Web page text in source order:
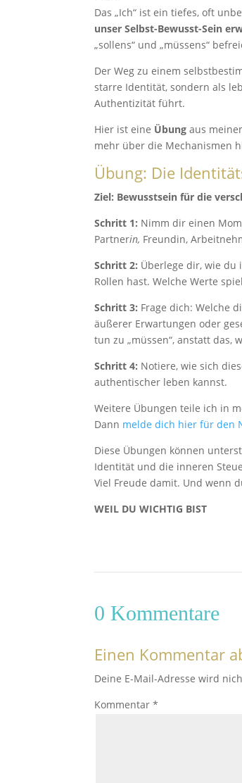
Das „Ich“ ist ein tiefes, oft
unser Selbst-Bewusst-Sein
„sollens“ und „müssens“
Der Weg zu einem
starre Identität, sondern als
Authentizität führt.
Hier ist eine Übung aus
mehr über die Mechanismen
Übung: Die
Ziel: Bewusstsein für die
Schritt 1: Nimm dir einen
Partnerin, Freundin,
Schritt 2: Überlege dir, wie du
Rollen hast. Welche Werte
Schritt 3: Frage dich: Welche
äußerer Erwartungen oder
tun zu „müssen“, anstatt das,
Schritt 4: Notiere, wie sich
authentischer leben kannst.
Weitere Übungen teile ich in
Dann melde dich hier für den
Diese Übungen können
Identität und die inneren
Viel Freude damit. Und wenn
WEIL DU WICHTIG BIST
0 Kommentare
Einen Kommentar
Deine E-Mail-Adresse wird
Kommentar*